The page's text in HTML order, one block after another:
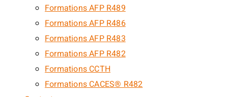
Formations AFP R489
Formations AFP R486
Formations AFP R483
Formations AFP R482
Formations CCTH
Formations CACES® R482